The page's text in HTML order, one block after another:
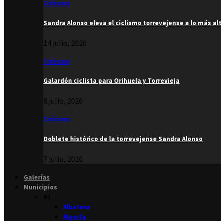
Ciclismo
Sandra Alonso eleva el ciclismo torrevejense a lo más
14 julio, 2026
Ciclismo
Galardón ciclista para Orihuela y Torrevieja
8 julio, 2026
Ciclismo
Doblete histórico de la torrevejense Sandra Alonso
7 julio, 2026
Galerías
Municipios
Albatera
Algorfa